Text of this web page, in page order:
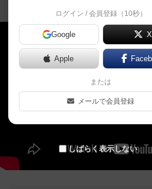
の数二百以上？！/ ボード
ログイン / 会員登録（10秒）
Google X
Apple
または
メールで会員登録
しばらく表示しない